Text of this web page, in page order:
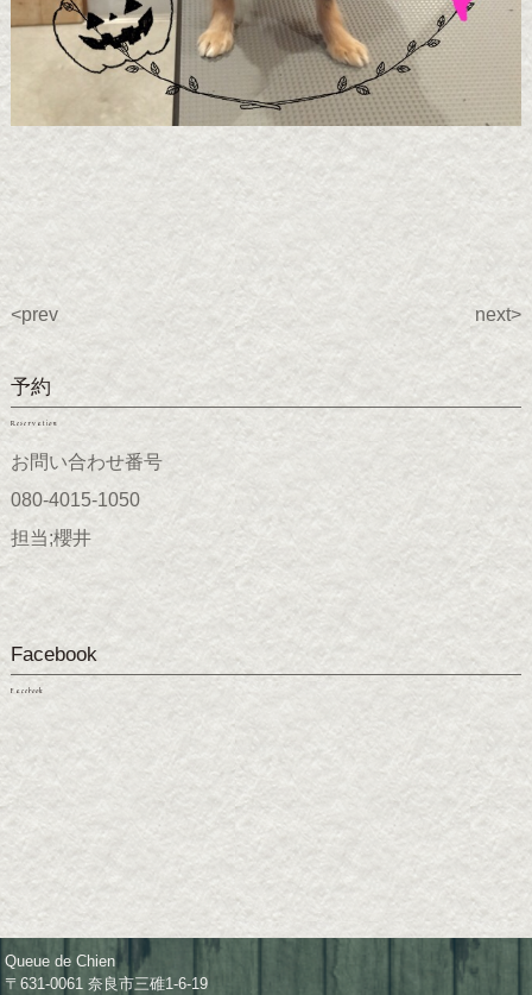
<prev next>
予約
Reservation
お問い合わせ番号
080-4015-1050
担当;櫻井
Facebook
Facebook
Queue de Chien
〒631-0061 奈良市三碓1-6-19